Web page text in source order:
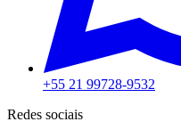
+55 21 99728-9532
Redes sociais